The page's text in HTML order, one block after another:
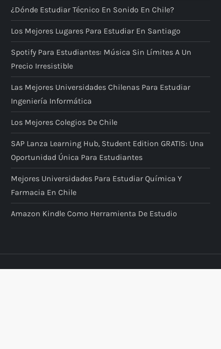
¿Dónde Estudiar Técnico En Sonido En Chile?
Los Mejores Lugares Para Estudiar En Santiago
Spotify Para Estudiantes: Música Sin Límites A Un
Precio Irresistible
Las Mejores Universidades Chilenas Para Estudiar
Ingeniería Informática
Los Mejores Colegios De Chile
SAP Lanza Learning Hub, Student Edition GRATIS: Una
Oportunidad Única Para Estudiantes
Mejores Universidades Para Estudiar Química Y
Farmacia En Chile
Amazon Kindle Como Herramienta De Estudio